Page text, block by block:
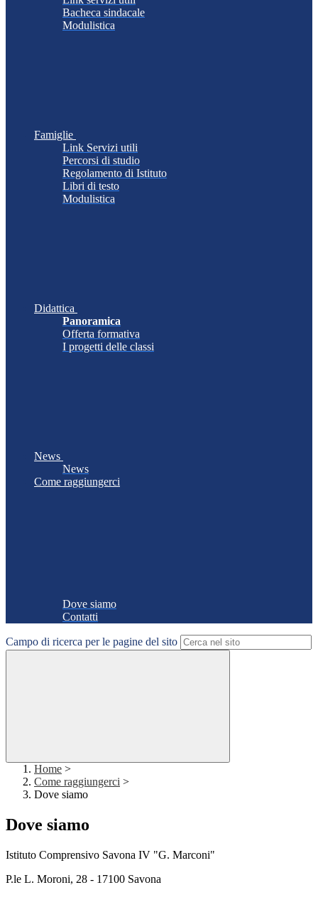
Bacheca sindacale
Modulistica
Famiglie
Link Servizi utili
Percorsi di studio
Regolamento di Istituto
Libri di testo
Modulistica
Didattica
Panoramica
Offerta formativa
I progetti delle classi
News
News
Come raggiungerci
Dove siamo
Contatti
Campo di ricerca per le pagine del sito
Home >
Come raggiungerci >
Dove siamo
Dove siamo
Istituto Comprensivo Savona IV "G. Marconi"
P.le L. Moroni, 28 - 17100 Savona